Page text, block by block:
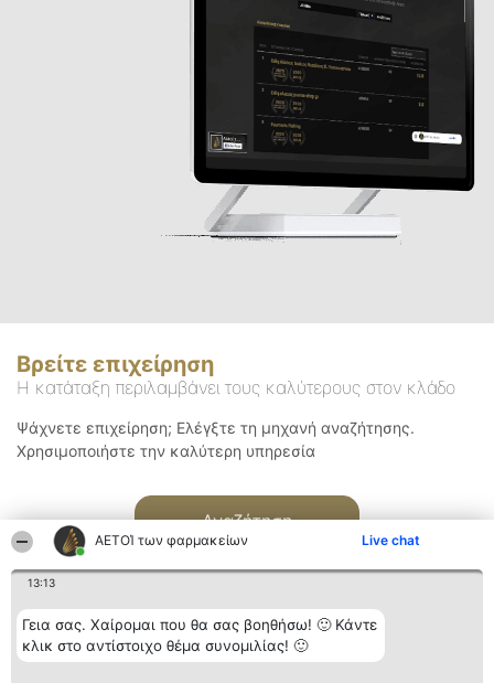
ΑΕΤΟΊ των φαρμακείων Live chat
13:13
Γεια σας. Χαίρομαι που θα σας βοηθήσω! 🙂 Κάντε
κλικ στο αντίστοιχο θέμα συνομιλίας! 🙂
Βρείτε επιχείρηση
Η κατάταξη περιλαμβάνει τους καλύτερους στον κλάδο
Ψάχνετε επιχείρηση; Ελέγξτε τη μηχανή αναζήτησης.
Χρησιμοποιήστε την καλύτερη υπηρεσία
Αναζήτηση